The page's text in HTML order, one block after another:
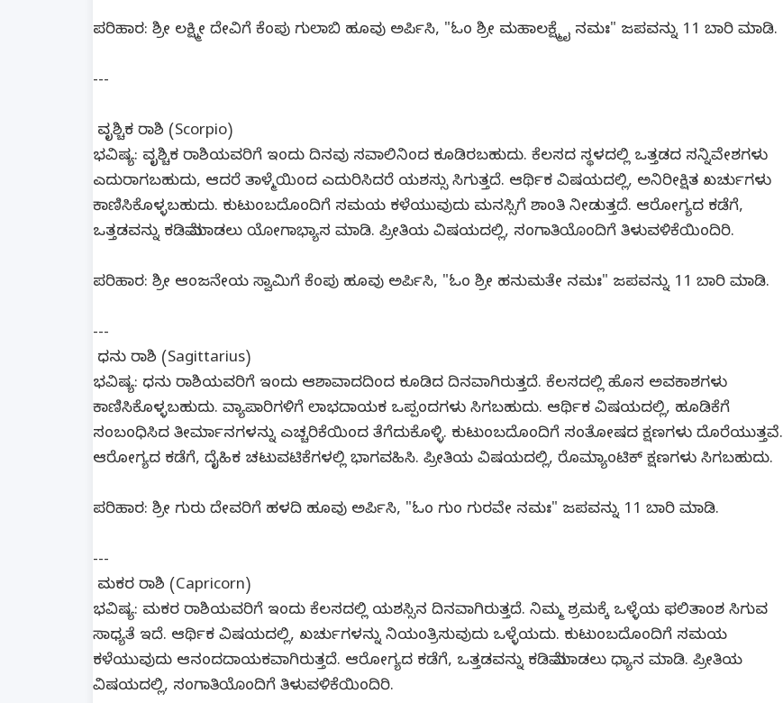
ಪರಿಹಾರ: ಶ್ರೀ ಲಕ್ಷ್ಮೀ ದೇವಿಗೆ ಕೆಂಪು ಗುಲಾಬಿ ಹೂವು ಅರ್ಪಿಸಿ, "ಓಂ ಶ್ರೀ ಮಹಾಲಕ್ಷ್ಮೈ ನಮಃ" ಜಪವನ್ನು 11 ಬಾರಿ ಮಾಡಿ.
---
ವೃಶ್ಚಿಕ ರಾಶಿ (Scorpio)
ಭವಿಷ್ಯ: ವೃಶ್ಚಿಕ ರಾಶಿಯವರಿಗೆ ಇಂದು ದಿನವು ಸವಾಲಿನಿಂದ ಕೂಡಿರಬಹುದು. ಕೆಲಸದ ಸ್ಥಳದಲ್ಲಿ ಒತ್ತಡದ ಸನ್ನಿವೇಶಗಳು
ಎದುರಾಗಬಹುದು, ಆದರೆ ತಾಳ್ಮೆಯಿಂದ ಎದುರಿಸಿದರೆ ಯಶಸ್ಸು ಸಿಗುತ್ತದೆ. ಆರ್ಥಿಕ ವಿಷಯದಲ್ಲಿ, ಅನಿರೀಕ್ಷಿತ ಖರ್ಚುಗಳು
ಕಾಣಿಸಿಕೊಳ್ಳಬಹುದು. ಕುಟುಂಬದೊಂದಿಗೆ ಸಮಯ ಕಳೆಯುವುದು ಮನಸ್ಸಿಗೆ ಶಾಂತಿ ನೀಡುತ್ತದೆ. ಆರೋಗ್ಯದ ಕಡೆಗೆ,
ಒತ್ತಡವನ್ನು ಕಡಿಮೆ ಮಾಡಲು ಯೋಗಾಭ್ಯಾಸ ಮಾಡಿ. ಪ್ರೀತಿಯ ವಿಷಯದಲ್ಲಿ, ಸಂಗಾತಿಯೊಂದಿಗೆ ತಿಳುವಳಿಕೆಯಿಂದಿರಿ.
ಪರಿಹಾರ: ಶ್ರೀ ಆಂಜನೇಯ ಸ್ವಾಮಿಗೆ ಕೆಂಪು ಹೂವು ಅರ್ಪಿಸಿ, "ಓಂ ಶ್ರೀ ಹನುಮತೇ ನಮಃ" ಜಪವನ್ನು 11 ಬಾರಿ ಮಾಡಿ.
---
ಧನು ರಾಶಿ (Sagittarius)
ಭವಿಷ್ಯ: ಧನು ರಾಶಿಯವರಿಗೆ ಇಂದು ಆಶಾವಾದದಿಂದ ಕೂಡಿದ ದಿನವಾಗಿರುತ್ತದೆ. ಕೆಲಸದಲ್ಲಿ ಹೊಸ ಅವಕಾಶಗಳು
ಕಾಣಿಸಿಕೊಳ್ಳಬಹುದು. ವ್ಯಾಪಾರಿಗಳಿಗೆ ಲಾಭದಾಯಕ ಒಪ್ಪಂದಗಳು ಸಿಗಬಹುದು. ಆರ್ಥಿಕ ವಿಷಯದಲ್ಲಿ, ಹೂಡಿಕೆಗೆ
ಸಂಬಂಧಿಸಿದ ತೀರ್ಮಾನಗಳನ್ನು ಎಚ್ಚರಿಕೆಯಿಂದ ತೆಗೆದುಕೊಳ್ಳಿ. ಕುಟುಂಬದೊಂದಿಗೆ ಸಂತೋಷದ ಕ್ಷಣಗಳು ದೊರೆಯುತ್ತವೆ.
ಆರೋಗ್ಯದ ಕಡೆಗೆ, ದೈಹಿಕ ಚಟುವಟಿಕೆಗಳಲ್ಲಿ ಭಾಗವಹಿಸಿ. ಪ್ರೀತಿಯ ವಿಷಯದಲ್ಲಿ, ರೊಮ್ಯಾಂಟಿಕ್ ಕ್ಷಣಗಳು ಸಿಗಬಹುದು.
ಪರಿಹಾರ: ಶ್ರೀ ಗುರು ದೇವರಿಗೆ ಹಳದಿ ಹೂವು ಅರ್ಪಿಸಿ, "ಓಂ ಗುಂ ಗುರವೇ ನಮಃ" ಜಪವನ್ನು 11 ಬಾರಿ ಮಾಡಿ.
---
ಮಕರ ರಾಶಿ (Capricorn)
ಭವಿಷ್ಯ: ಮಕರ ರಾಶಿಯವರಿಗೆ ಇಂದು ಕೆಲಸದಲ್ಲಿ ಯಶಸ್ಸಿನ ದಿನವಾಗಿರುತ್ತದೆ. ನಿಮ್ಮ ಶ್ರಮಕ್ಕೆ ಒಳ್ಳೆಯ ಫಲಿತಾಂಶ ಸಿಗುವ
ಸಾಧ್ಯತೆ ಇದೆ. ಆರ್ಥಿಕ ವಿಷಯದಲ್ಲಿ, ಖರ್ಚುಗಳನ್ನು ನಿಯಂತ್ರಿಸುವುದು ಒಳ್ಳೆಯದು. ಕುಟುಂಬದೊಂದಿಗೆ ಸಮಯ
ಕಳೆಯುವುದು ಆನಂದದಾಯಕವಾಗಿರುತ್ತದೆ. ಆರೋಗ್ಯದ ಕಡೆಗೆ, ಒತ್ತಡವನ್ನು ಕಡಿಮೆ ಮಾಡಲು ಧ್ಯಾನ ಮಾಡಿ. ಪ್ರೀತಿಯ
ವಿಷಯದಲ್ಲಿ, ಸಂಗಾತಿಯೊಂದಿಗೆ ತಿಳುವಳಿಕೆಯಿಂದಿರಿ.